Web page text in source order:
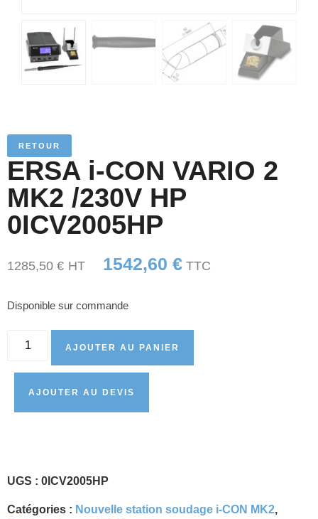
RETOUR
ERSA i-CON VARIO 2
MK2 /230V HP
0ICV2005HP
1285,50 € HT 1542,60 € TTC
Disponible sur commande
AJOUTER AU PANIER
AJOUTER AU DEVIS
UGS : 0ICV2005HP
Catégories : Nouvelle station soudage i-CON MK2,